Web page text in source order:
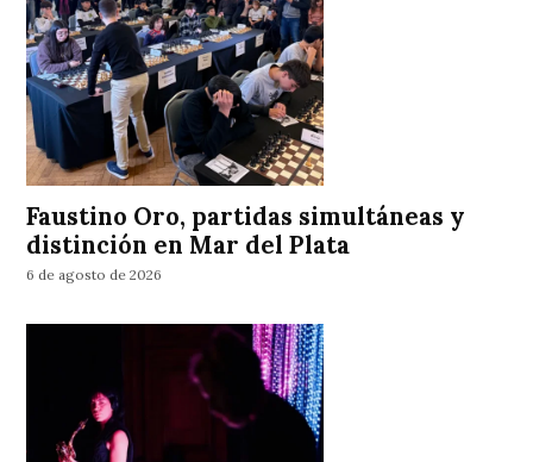
Faustino Oro, partidas simultáneas y
distinción en Mar del Plata
6 de agosto de 2026